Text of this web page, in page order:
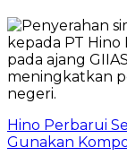
Hino Perbarui
Gunakan